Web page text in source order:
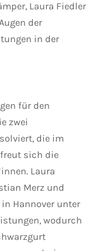
Laura Fiedler
der
in der
für den
zwei
die im
freut sich die
Laura
Merz und
Hannover unter
wodurch